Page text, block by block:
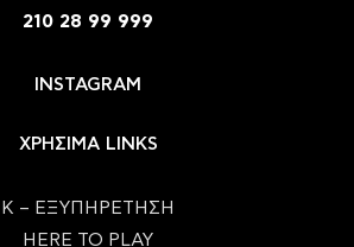
210 28 99 999
INSTAGRAM
ΧΡΗΣΙΜΑ LINKS
Κ – ΕΞΥΠΗΡΕΤΗΣΗ
HERE TO PLAY